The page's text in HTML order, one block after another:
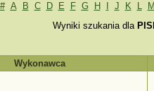
# A B C D E F G H J K L
Wyniki szukania dla
Wykonawca